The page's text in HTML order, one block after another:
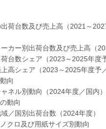
数及び売上高（2021～2027
出荷台数及び売上高（
シェア（2023～2025年度予
ェア（2023～2025年度予／
向
別動向（2024年度／国内）
動向
別出荷台数（2024年度）
ロ及び用紙サイズ別動向